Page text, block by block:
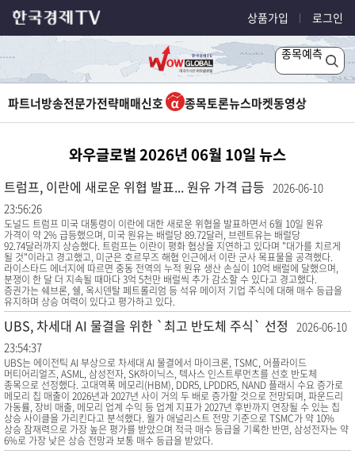
상품가입 로그인
종목예측
파트너방송전문가전략매매신호 종목토론뉴스마켓동영상
와우글로벌 2026년 06월 10일 뉴스
트럼프, 이란에 새로운 위협 발표... 원유 가격 급등 2026-06-10
23:56:26
도널드 트럼프 미국 대통령이 이란에 대한 새로운 위협을 발표하면서 6월 10일 원유
가격이 약 2% 급등했으며, 미국 원유는 배럴당 89.72달러, 브렌트유는 배럴당
92.74달러까지 상승했다. 트럼프는 이란이 평화 협상을 지연하고 있다며 "대가를 치르게
될 것"이라고 경고했고, 미군은 호르무즈 해협 인근에서 이란 군사 목표물을 공격했다.
라이스타드 에너지에 따르면 중동 전역의 누적 원유 생산 손실이 10억 배럴에 달했으며,
분쟁이 한 달 더 지속될 때마다 3억 5천만 배럴씩 추가 감소할 수 있다고 경고했다.
증권가는 쉐브론, 쉘, 옥시덴탈 페트롤리엄 등 석유 메이저 기업 주식에 대해 매수 등급을
유지하며 상승 여력이 있다고 평가하고 있다.
UBS, 차세대 AI 물결을 위한 `최고 반도체 주식` 선정
2026-06-10
23:54:37
UBS는 에이전틱 AI 부상으로 차세대 AI 물결에서 마이크론, TSMC, 어플라이드
머티어리얼즈, ASML, 삼성전자, SK하이닉스, 텍사스 인스트루먼츠를 선호 반도체
종목으로 선정했다. 고대역폭 메모리(HBM), DDR5, LPDDR5, NAND 플래시 수요 증가로
메모리 칩 매출이 2026년과 2027년 사이 거의 두 배로 증가할 것으로 전망되며, 파운드리
가동률, 장비 매출, 메모리 업계 수익 등 업계 지표가 2027년 후반까지 연장될 수 있는 칩
상승 사이클을 가리킨다고 분석했다. 월가 애널리스트 전망 기준으로 TSMC가 약 10%
상승 잠재력으로 가장 높은 평가를 받았으며 적극 매수 등급을 기록한 반면, 삼성전자는 약
6%로 가장 낮은 상승 전망과 보통 매수 등급을 받았다.